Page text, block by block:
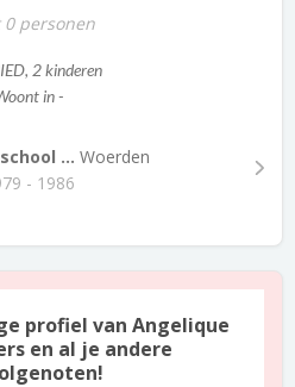
0 personen
, 2 kinderen
in -
... Woerden
- 1986
profiel van Angelique
en al je andere